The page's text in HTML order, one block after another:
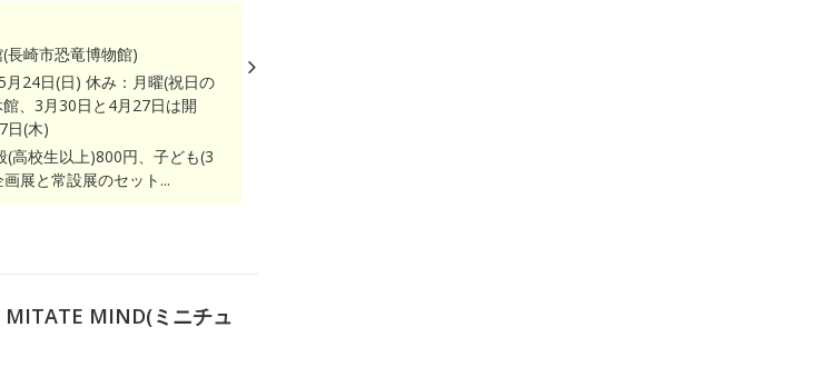
長崎市恐竜博物館)
24日(日) 休み：月曜(祝日の
、3月30日と4月27日は開
日(木)
(高校生以上)800円、子ども(3
展と常設展のセット...
MITATE MIND(ミニチュ